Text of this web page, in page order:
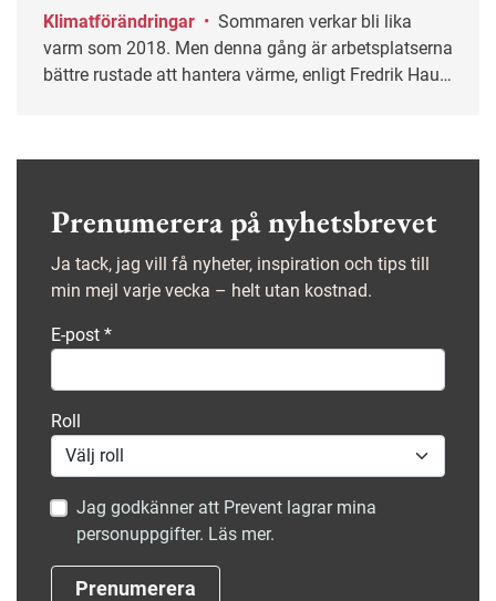
Klimatförändringar •
varm som 2018. Men denna gång är arbetsplatserna
bättre rustade att hantera värme, enligt Fredrik Haux,
Prenumerera på nyhetsbrevet
Ja tack, jag vill få nyheter, inspiration och tips till
min mejl varje vecka – helt utan kostnad.
E-post *
Roll
Jag godkänner att Prevent lagrar mina
personuppgifter. Läs mer.
Prenumerera